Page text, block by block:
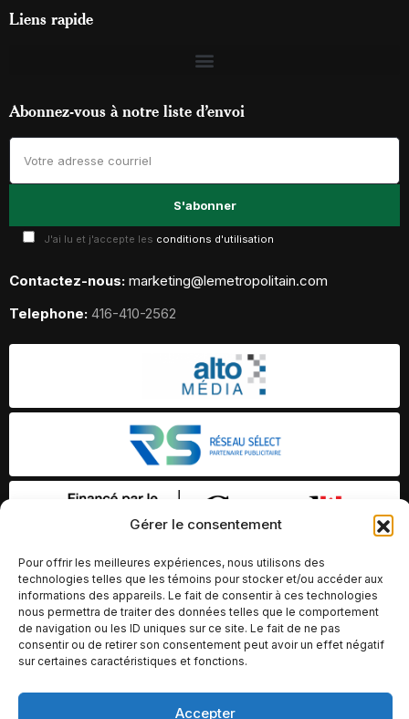
Gérer le consentement
Pour offrir les meilleures expériences, nous utilisons des
technologies telles que les témoins pour stocker et/ou accéder aux
informations des appareils. Le fait de consentir à ces technologies
nous permettra de traiter des données telles que le comportement
de navigation ou les ID uniques sur ce site. Le fait de ne pas
consentir ou de retirer son consentement peut avoir un effet négatif
sur certaines caractéristiques et fonctions.
Accepter
Liens rapide
Abonnez-vous à notre liste d’envoi
J'ai lu et j'accepte les conditions d'utilisation
Contactez-nous: marketing@lemetropolitain.com
Telephone: 416-410-2562
© Copyright 2026 – Altomédia Inc |